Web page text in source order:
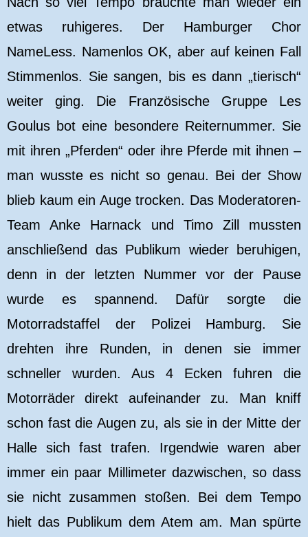
etwas ruhigeres. Der Hamburger Chor
NameLess. Namenlos OK, aber auf keinen Fall
Stimmenlos. Sie sangen, bis es dann „tierisch“
weiter ging. Die Französische Gruppe Les
Goulus bot eine besondere Reiternummer. Sie
mit ihren „Pferden“ oder ihre Pferde mit ihnen –
man wusste es nicht so genau. Bei der Show
blieb kaum ein Auge trocken. Das Moderatoren-
Team Anke Harnack und Timo Zill mussten
anschließend das Publikum wieder beruhigen,
denn in der letzten Nummer vor der Pause
wurde es spannend. Dafür sorgte die
Motorradstaffel der Polizei Hamburg. Sie
drehten ihre Runden, in denen sie immer
schneller wurden. Aus 4 Ecken fuhren die
Motorräder direkt aufeinander zu. Man kniff
schon fast die Augen zu, als sie in der Mitte der
Halle sich fast trafen. Irgendwie waren aber
immer ein paar Millimeter dazwischen, so dass
sie nicht zusammen stoßen. Bei dem Tempo
hielt das Publikum dem Atem am. Man spürte